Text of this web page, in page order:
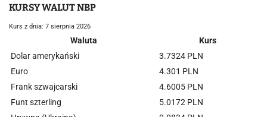
KURSY WALUT NBP
Kurs z dnia: 7 sierpnia 2026
Waluta
Kurs
Dolar amerykański
3.7324 PLN
Euro
4.301 PLN
Frank szwajcarski
4.6005 PLN
Funt szterling
5.0172 PLN